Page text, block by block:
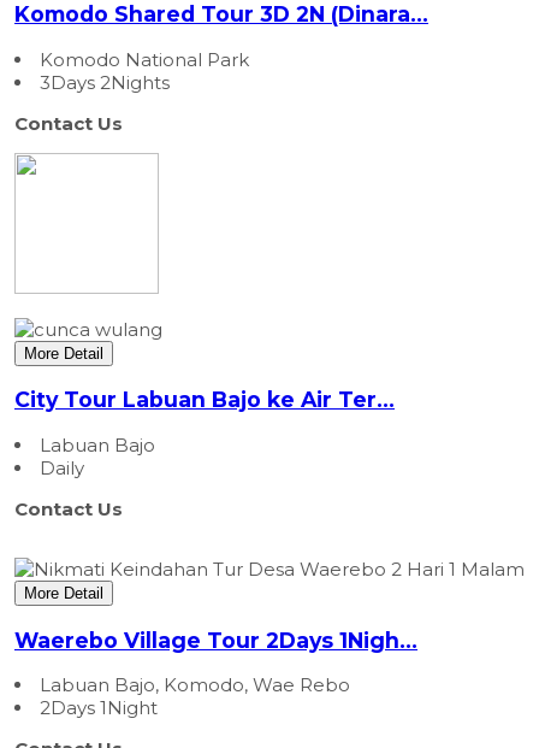
Komodo Shared Tour 3D 2N (Dinara...
Komodo National Park
3Days 2Nights
Contact Us
More Detail
City Tour Labuan Bajo ke Air Ter...
Labuan Bajo
Daily
Contact Us
More Detail
Waerebo Village Tour 2Days 1Nigh...
Labuan Bajo, Komodo, Wae Rebo
2Days 1Night